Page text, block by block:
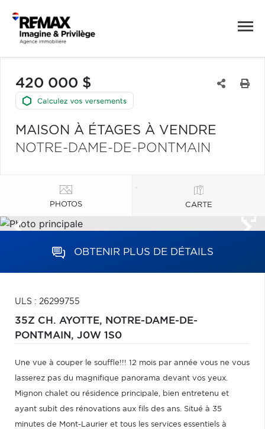
420 000 $
MAISON À ÉTAGES À VENDRE
NOTRE-DAME-DE-PONTMAIN
PHOTOS CARTE
OBTENIR PLUS DE DÉTAILS
ULS : 26299755
35Z CH. AYOTTE, NOTRE-DAME-DE-
PONTMAIN, J0W 1S0
Une vue à couper le souffle!!! 12 mois par année vous ne vous
lasserez pas du magnifique panorama devant vos yeux.
Mignon chalet ou résidence principale, bien entretenu et
ayant subit des rénovations aux fils des ans. Situé à 35
minutes de Mont-Laurier et tous les services essentiels à